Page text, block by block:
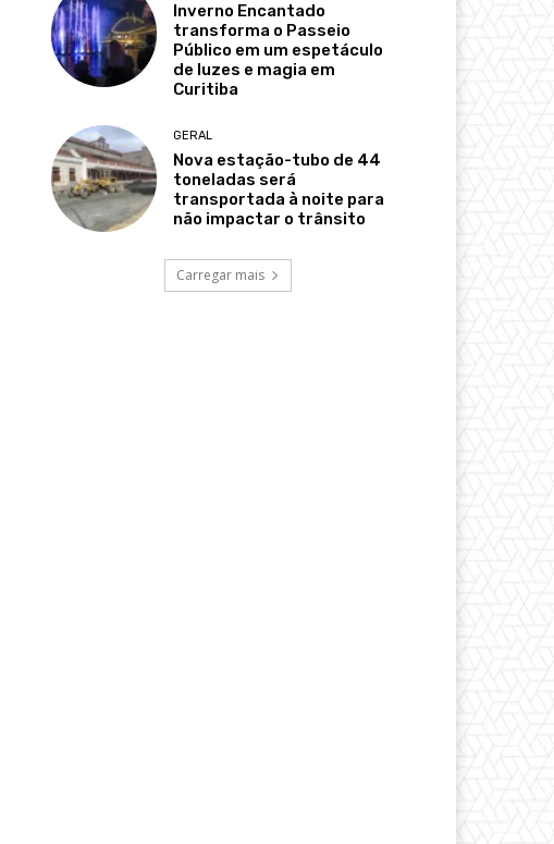
Inverno Encantado
transforma o Passeio
Público em um espetáculo
de luzes e magia em
Curitiba
GERAL
Nova estação-tubo de 44
toneladas será
transportada à noite para
não impactar o trânsito
Carregar mais